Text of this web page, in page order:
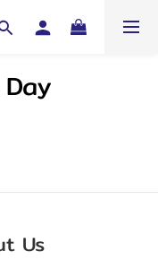
Day
Us